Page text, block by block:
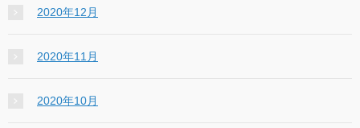
2020年12月
2020年11月
2020年10月